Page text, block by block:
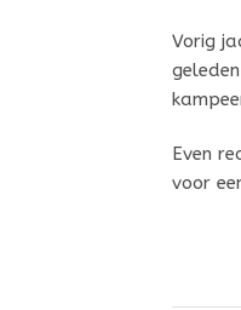
Vorig
Even
voor